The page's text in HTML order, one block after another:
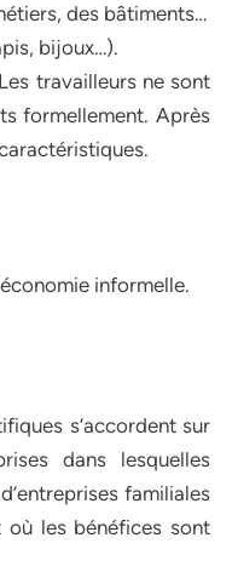
des bâtiments…
bijoux…).
travailleurs ne sont
formellement. Après
informelle.
s’accordent sur
dans lesquelles
familiales
où les bénéfices sont